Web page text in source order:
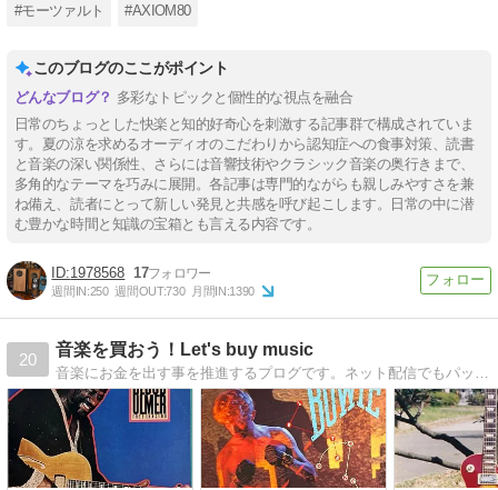
#モーツァルト #AXIOM80
このブログのここがポイント
多彩なトピックと個性的な視点を融合
日常のちょっとした快楽と知的好奇心を刺激する記事群で構成されていま
す。夏の涼を求めるオーディオのこだわりから認知症への食事対策、読書
と音楽の深い関係性、さらには音響技術やクラシック音楽の奥行きまで、
多角的なテーマを巧みに展開。各記事は専門的ながらも親しみやすさを兼
ね備え、読者にとって新しい発見と共感を呼び起こします。日常の中に潜
む豊かな時間と知識の宝箱とも言える内容です。
1978568 17
週間IN:250 週間OUT:730 月間IN:1390
20
音楽を買おう！Let's buy music